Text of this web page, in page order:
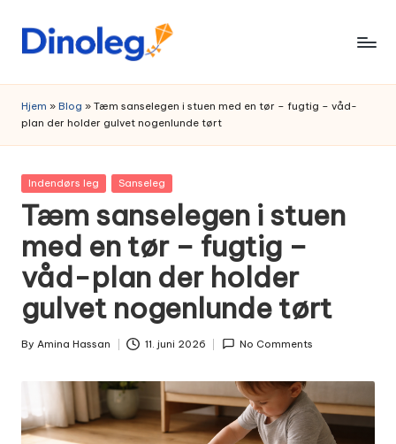
content
Hjem » Blog » Tæm sanselegen i stuen med en tør – fugtig – våd-
plan der holder gulvet nogenlunde tørt
Posted
Indendørs leg Sanseleg
Tæm sanselegen i stuen
med en tør – fugtig –
våd-plan der holder
gulvet nogenlunde tørt
Posted
By Amina Hassan 11. juni 2026 No Comments